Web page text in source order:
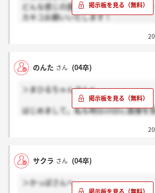
なに？」と迫られたんで、それをはっき
ポイントかな？そんなに突っ込んで聞
どんな感じの面接だったのでしょうか
カキコお願いいたします！
のんた さん (04卒)
＞まひるちゃんさんへ
はじめまして。私も明日15日に面接を
ですね。他のアパレルの営業職と大体
どんな感じだったかまたカキコするんで
ん・サクラさんたち楽しみにしててくだ
サクラ さん (04卒)
＞かっぽさんへ